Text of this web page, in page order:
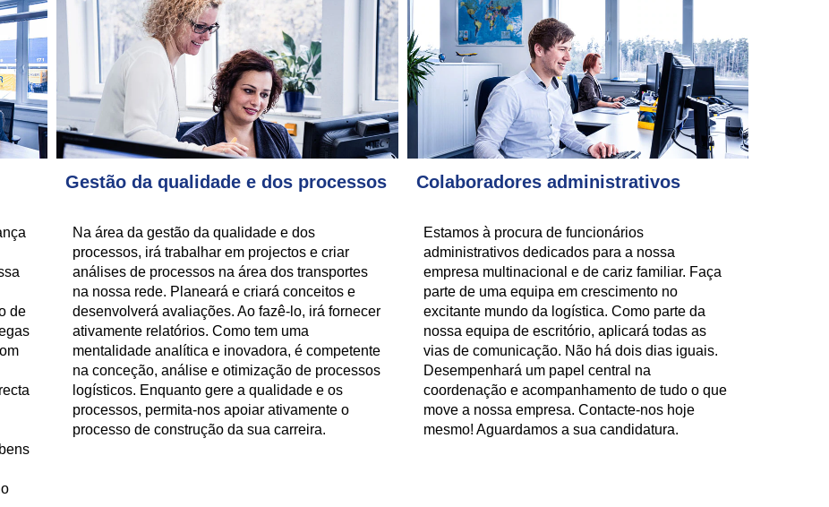
de
Gestão da qualidade e dos processos
Na área da gestão da qualidade e dos
processos, irá trabalhar em projectos e criar
análises de processos na área dos transportes
na nossa rede. Planeará e criará conceitos e
desenvolverá avaliações. Ao fazê-lo, irá fornecer
ativamente relatórios. Como tem uma
mentalidade analítica e inovadora, é competente
na conceção, análise e otimização de processos
logísticos. Enquanto gere a qualidade e os
processos, permita-nos apoiar ativamente o
processo de construção da sua carreira.
Colaboradores administrativos
Estamos à procura de funcionários
administrativos dedicados para a nossa
empresa multinacional e de cariz familiar. Faça
parte de uma equipa em crescimento no
excitante mundo da logística. Como parte da
nossa equipa de escritório, aplicará todas as
vias de comunicação. Não há dois dias iguais.
Desempenhará um papel central na
coordenação e acompanhamento de tudo o que
move a nossa empresa. Contacte-nos hoje
mesmo! Aguardamos a sua candidatura.